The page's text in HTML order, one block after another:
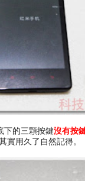
下的三顆按鍵沒有按
實用久了自然記得。